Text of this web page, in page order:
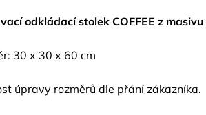
odkládací stolek COFFEE z
30 x 30 x 60 cm
úpravy rozměrů dle přání zákazníka.